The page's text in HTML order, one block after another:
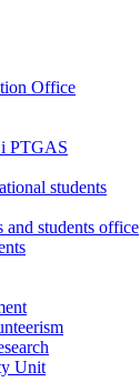
Office
PTGAS
students
and students office
Unit